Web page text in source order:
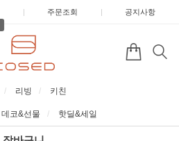
| 주문조회 | 공지사항
리빙 키친
데코&선물 핫딜&세일